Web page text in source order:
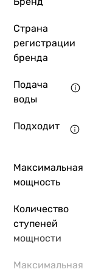
Страна
регистрации
бренда
Подача
воды
Подходит
Максимальная
мощность
Количество
ступеней
мощности
Максимальная